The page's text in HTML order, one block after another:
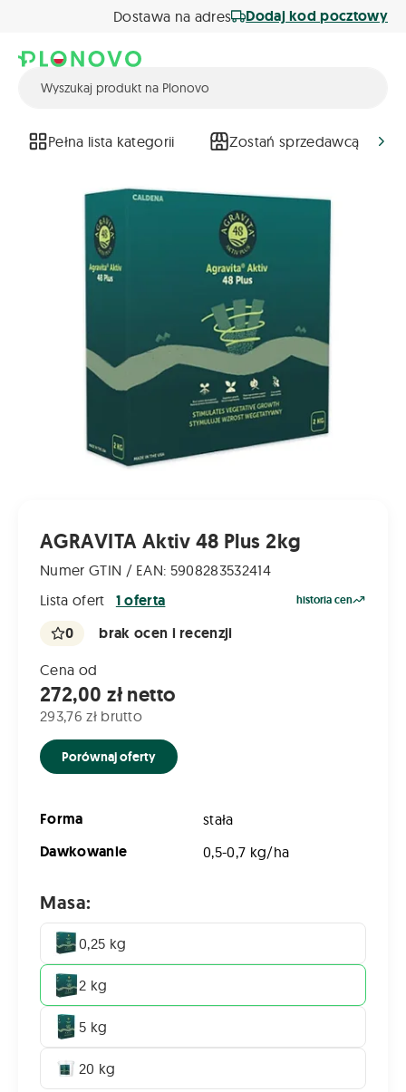
Dostawa na adres Dodaj kod pocztowy
Pełna lista kategorii Zostań sprzedawcą
AGRAVITA Aktiv 48 Plus 2kg
Numer GTIN / EAN: 5908283532414
Lista ofert
1 oferta historia cen
0 brak ocen i recenzji
Cena od
272,00 zł netto
293,76 zł brutto
Porównaj oferty
Forma stała
Dawkowanie 0,5-0,7 kg/ha
Masa:
0,25 kg
2 kg
5 kg
20 kg